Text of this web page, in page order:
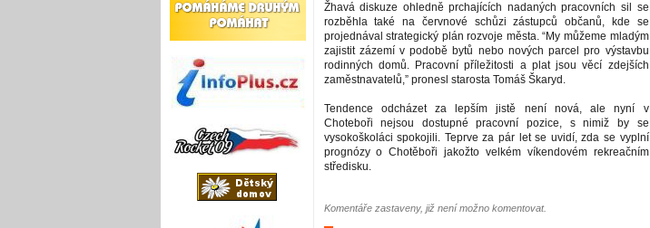
Žhavá diskuze ohledně prchajících nadaných pracovních sil se
rozběhla také na červnové schůzi zástupců občanů, kde se
projednával strategický plán rozvoje města. “My můžeme mladým
zajistit zázemí v podobě bytů nebo nových parcel pro výstavbu
rodinných domů. Pracovní příležitosti a plat jsou věcí zdejších
zaměstnavatelů,” pronesl starosta Tomáš Škaryd.
Tendence odcházet za lepším jistě není nová, ale nyní v
Choteboři nejsou dostupné pracovní pozice, s nimiž by se
vysokoškoláci spokojili. Teprve za pár let se uvidí, zda se vyplní
prognózy o Chotěboři jakožto velkém víkendovém rekreačním
středisku.
Komentáře zastaveny, již není možno komentovat.